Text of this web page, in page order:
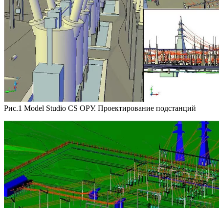
Рис.1 Model Studio CS ОРУ. Проектирование подстанций